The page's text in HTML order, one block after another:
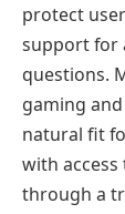
protect
support for
questions.
gaming
natural fit
with
through a